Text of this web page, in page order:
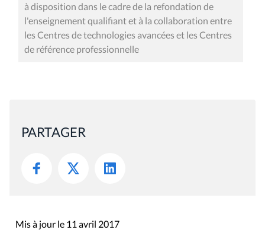
à disposition dans le cadre de la refondation de
l'enseignement qualifiant et à la collaboration entre
les Centres de technologies avancées et les Centres
de référence professionnelle
PARTAGER
Mis à jour le 11 avril 2017